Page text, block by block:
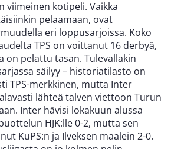
viimeinen kotipeli. Vaikka
pelaamaan, ovat
eri loppusarjoissa. Koko
TPS on voittanut 16 derbyä,
on pelattu tasan. Tulevallakin
säilyy – historiatilasto on
TPS-merkkinen, mutta Inter
lähteä talven viettoon Turun
Inter hävisi lokakuun alussa
HJK:lle 0-2, mutta sen
KuPS:n ja Ilveksen maalein 2-0.